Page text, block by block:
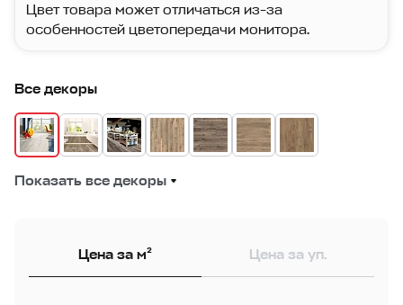
Цвет товара может отличаться из-за
особенностей цветопередачи монитора.
Все декоры
Показать все декоры
Цена за м² Цена за уп.